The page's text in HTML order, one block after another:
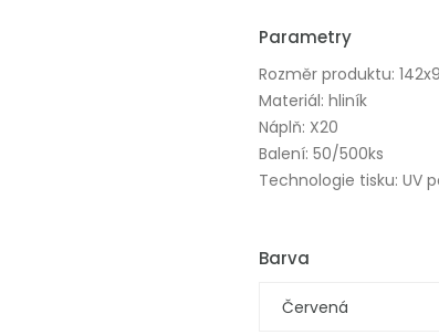
Parametry
Rozměr produktu:
Materiál: hliník
Náplň: X20
Balení: 50/500ks
Technologie tisku: UV
Barva
Červená